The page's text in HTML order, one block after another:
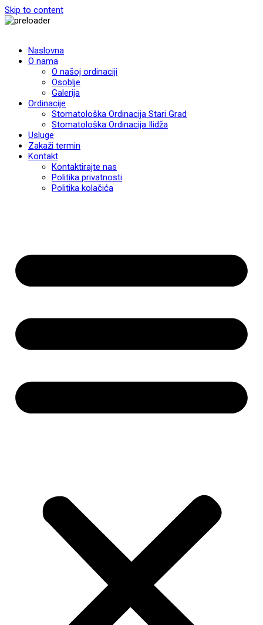
Skip to content
Naslovna
O nama
O našoj ordinaciji
Osoblje
Galerija
Ordinacije
Stomatološka Ordinacija Stari Grad
Stomatološka Ordinacija Ilidža
Usluge
Zakaži termin
Kontakt
Kontaktirajte nas
Politika privatnosti
Politika kolačića